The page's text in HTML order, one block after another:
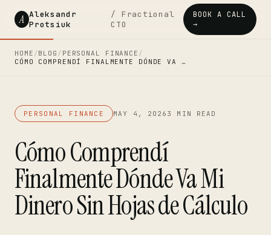
A Aleksandr
Protsiuk
/ Fractional
CTO
BOOK A CALL
→
HOME /BLOG / PERSONAL FINANCE /
CÓMO COMPRENDÍ FINALMENTE DÓNDE VA …
PERSONAL FINANCE MAY 4, 2026 3 MIN READ
Cómo Comprendí
Finalmente Dónde Va Mi
Dinero Sin Hojas de Cálculo